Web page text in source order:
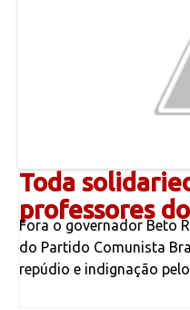
Toda
professores
Fora o governador Beto
do Partido Comunista
repúdio e indignação